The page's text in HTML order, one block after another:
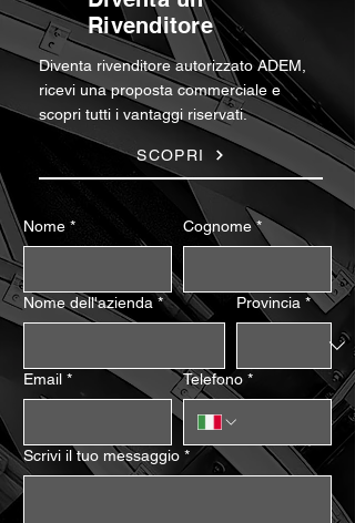
Rivenditore
Diventa rivenditore autorizzato ADEM,
ricevi una proposta commerciale e
scopri tutti i vantaggi riservati.
SCOPRI
Nome * Cognome *
Nome dell'azienda * Provincia *
Email * Telefono *
Scrivi il tuo messaggio *